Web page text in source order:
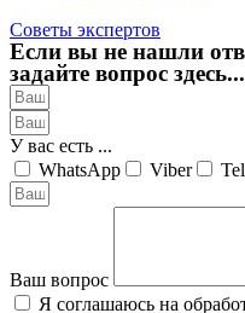
Советы экспертов
Если вы не нашли
задайте вопрос здесь...
У вас есть ...
WhatsApp
Viber
Ваш вопрос
Я соглашаюсь на